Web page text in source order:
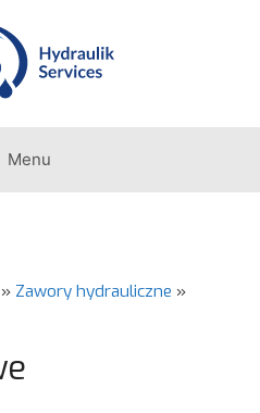
Menu
» Zawory hydrauliczne »